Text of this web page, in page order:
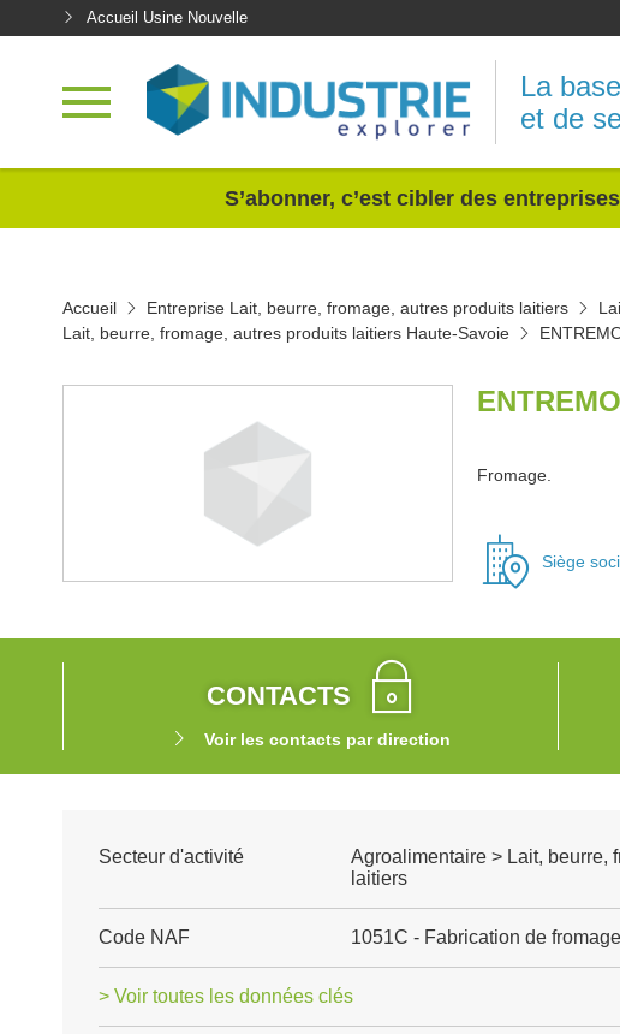
Accueil Usine Nouvelle
La
et de
S’abonner, c’est cibler des
Accueil Entreprise Lait, beurre, fromage, autres produits laitiers
Lait, beurre, fromage, autres produits laitiers Haute-Savoie
Fromage.
Siège
CONTACTS
Voir les contacts par direction
Secteur d'activité
Agroalimentaire > Lait, beurre,
laitiers
Code NAF 1051C - Fabrication de fromage
> Voir toutes les données clés